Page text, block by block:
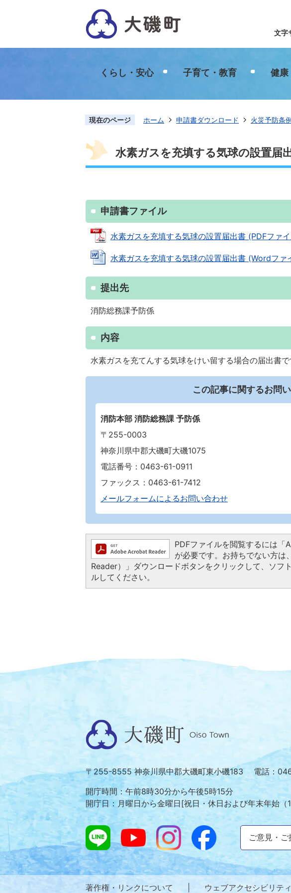
文字
くらし・安心 子育て・教育 健康
現在のページ ホーム 申請書ダウンロード 火災予防条
水素ガスを充填する気球の設置届
申請書ファイル
水素ガスを充填する気球の設置届出書 (PDFファ
水素ガスを充填する気球の設置届出書 (Wordファ
提出先
消防総務課予防係
内容
水素ガスを充てんする気球をけい留する場合の届出書で
この記事に関するお問
消防本部 消防総務課 予防係
〒255-0003
神奈川県中郡大磯町大磯1075
電話番号：0463-61-0911
ファックス：0463-61-7412
メールフォームによるお問い合わせ
PDFファイルを閲覧するには「
が必要です。お持ちでない方
Reader）」ダウンロードボタンをクリックして、ソフ
ルしてください。
大
磯
Oiso
Town
〒255-8555 神奈川県中郡大磯町東小磯183 電話：
開庁時間：午前8時30分から午後5時15分
開庁日：月曜日から金曜日[祝日・休日および年末年始（
ご意見・ご
著作権・リンクについて ウェブアクセシビリテ